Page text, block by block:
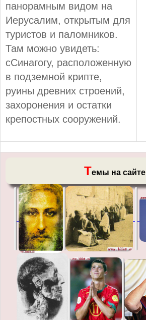
панорамным видом на
Иерусалим, открытым для
туристов и паломников.
Там можно увидеть:
сСинагогу, расположенную
в подземной крипте,
руины древних строений,
захоронения и остатки
крепостных сооружений.
Темы на сайте